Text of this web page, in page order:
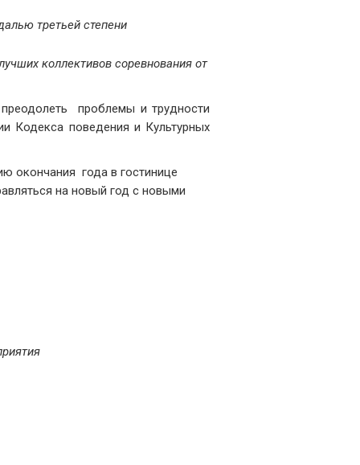
третьей степени
коллективов соревнования от
проблемы и трудности
Кодекса поведения и Культурных
окончания года в гостинице
на новый год с новыми